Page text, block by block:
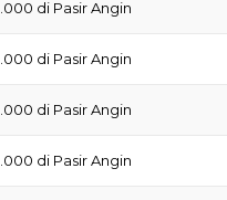
di Pasir Angin
di Pasir Angin
di Pasir Angin
di Pasir Angin